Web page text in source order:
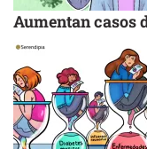
Aumentan casos